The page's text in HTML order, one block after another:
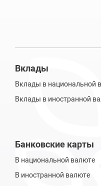
Вклады
Вклады в национальной
Вклады в иностранной
Банковские карты
В национальной валюте
В иностранной валюте